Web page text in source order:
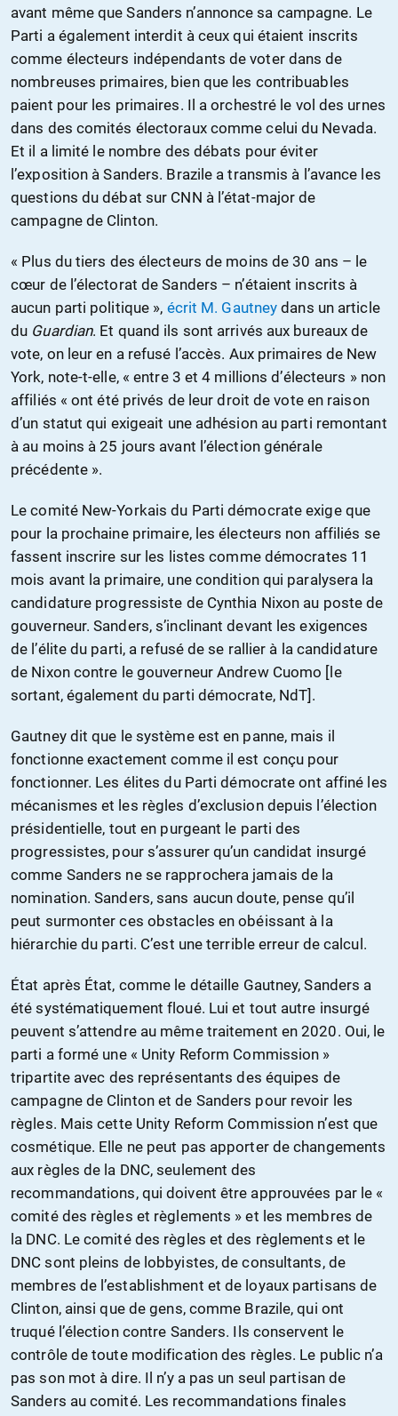
avant même que Sanders n’annonce sa campagne. Le
Parti a également interdit à ceux qui étaient inscrits
comme électeurs indépendants de voter dans de
nombreuses primaires, bien que les contribuables
paient pour les primaires. Il a orchestré le vol des urnes
dans des comités électoraux comme celui du Nevada.
Et il a limité le nombre des débats pour éviter
l’exposition à Sanders. Brazile a transmis à l’avance les
questions du débat sur CNN à l’état-major de
campagne de Clinton.
« Plus du tiers des électeurs de moins de 30 ans – le
cœur de l’électorat de Sanders – n’étaient inscrits à
aucun parti politique », écrit M. Gautney dans un article
du Guardian. Et quand ils sont arrivés aux bureaux de
vote, on leur en a refusé l’accès. Aux primaires de New
York, note-t-elle, « entre 3 et 4 millions d’électeurs » non
affiliés « ont été privés de leur droit de vote en raison
d’un statut qui exigeait une adhésion au parti remontant
à au moins à 25 jours avant l’élection générale
précédente ».
Le comité New-Yorkais du Parti démocrate exige que
pour la prochaine primaire, les électeurs non affiliés se
fassent inscrire sur les listes comme démocrates 11
mois avant la primaire, une condition qui paralysera la
candidature progressiste de Cynthia Nixon au poste de
gouverneur. Sanders, s’inclinant devant les exigences
de l’élite du parti, a refusé de se rallier à la candidature
de Nixon contre le gouverneur Andrew Cuomo [le
sortant, également du parti démocrate, NdT].
Gautney dit que le système est en panne, mais il
fonctionne exactement comme il est conçu pour
fonctionner. Les élites du Parti démocrate ont affiné les
mécanismes et les règles d’exclusion depuis l’élection
présidentielle, tout en purgeant le parti des
progressistes, pour s’assurer qu’un candidat insurgé
comme Sanders ne se rapprochera jamais de la
nomination. Sanders, sans aucun doute, pense qu’il
peut surmonter ces obstacles en obéissant à la
hiérarchie du parti. C’est une terrible erreur de calcul.
État après État, comme le détaille Gautney, Sanders a
été systématiquement floué. Lui et tout autre insurgé
peuvent s’attendre au même traitement en 2020. Oui, le
parti a formé une « Unity Reform Commission »
tripartite avec des représentants des équipes de
campagne de Clinton et de Sanders pour revoir les
règles. Mais cette Unity Reform Commission n’est que
cosmétique. Elle ne peut pas apporter de changements
aux règles de la DNC, seulement des
recommandations, qui doivent être approuvées par le «
comité des règles et règlements » et les membres de
la DNC. Le comité des règles et des règlements et le
DNC sont pleins de lobbyistes, de consultants, de
membres de l’establishment et de loyaux partisans de
Clinton, ainsi que de gens, comme Brazile, qui ont
truqué l’élection contre Sanders. Ils conservent le
contrôle de toute modification des règles. Le public n’a
pas son mot à dire. Il n’y a pas un seul partisan de
Sanders au comité. Les recommandations finales